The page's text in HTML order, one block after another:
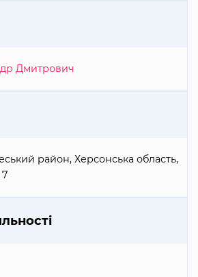
Дмитрович
район, Херсонська область,